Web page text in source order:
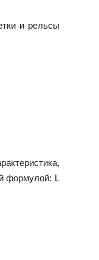
и рельсы
формулой: L